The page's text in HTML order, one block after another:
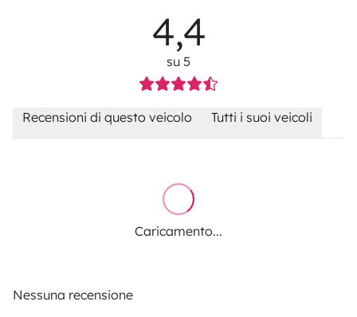
4,4
su 5
Recensioni di questo veicolo Tutti i suoi veicoli
Caricamento...
Nessuna recensione